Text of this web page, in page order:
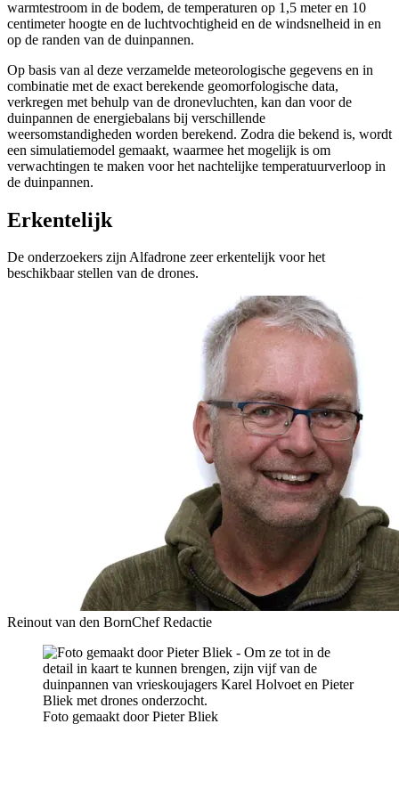
warmtestroom in de bodem, de temperaturen op 1,5 meter en 10
centimeter hoogte en de luchtvochtigheid en de windsnelheid in en
op de randen van de duinpannen.
Op basis van al deze verzamelde meteorologische gegevens en in
combinatie met de exact berekende geomorfologische data,
verkregen met behulp van de dronevluchten, kan dan voor de
duinpannen de energiebalans bij verschillende
weersomstandigheden worden berekend. Zodra die bekend is, wordt
een simulatiemodel gemaakt, waarmee het mogelijk is om
verwachtingen te maken voor het nachtelijke temperatuurverloop in
de duinpannen.
Erkentelijk
De onderzoekers zijn Alfadrone zeer erkentelijk voor het
beschikbaar stellen van de drones.
Reinout van den BornChef Redactie
Foto gemaakt door Pieter Bliek